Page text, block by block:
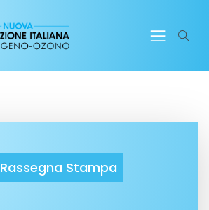
Rassegna Stampa